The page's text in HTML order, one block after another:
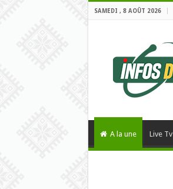
SAMEDI , 8 AOÛT 2026
A la une Live Tv